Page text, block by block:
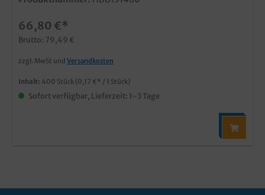
66,80 €*
Brutto: 79,49 €
zzgl. MwSt und Versandkosten
Inhalt: 400 Stück (0,17 €* / 1 Stück)
Sofort verfügbar, Lieferzeit: 1-3 Tage